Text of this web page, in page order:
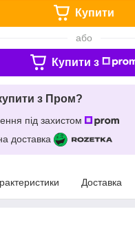
Купити
або
Купити з
з Пром?
під захистом
доставка
Доставка